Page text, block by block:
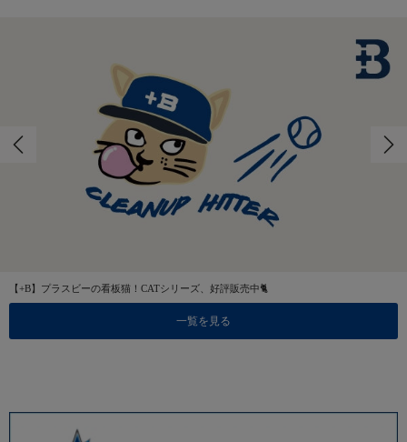
【+B】プラスビーの看板猫！CATシリーズ、好評販売中🐈
一覧を見る